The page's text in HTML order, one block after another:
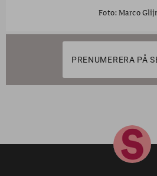
Foto: Marco
PRENUMERERA PÅ